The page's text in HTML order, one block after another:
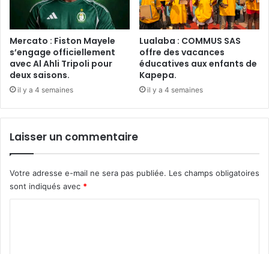
Mercato : Fiston Mayele
s’engage officiellement
avec Al Ahli Tripoli pour
deux saisons.
il y a 4 semaines
Lualaba : COMMUS SAS
offre des vacances
éducatives aux enfants de
Kapepa.
il y a 4 semaines
Laisser un commentaire
Votre adresse e-mail ne sera pas publiée. Les champs obligatoires
sont indiqués avec *